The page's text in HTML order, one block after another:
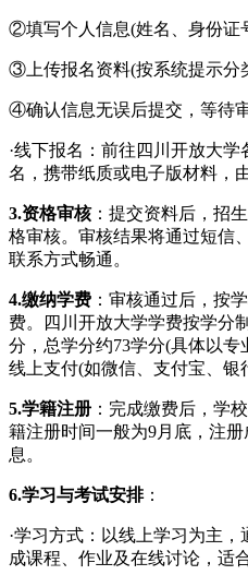
②填写个人信息(姓名、身份证
③上传报名资料(按系统提示分
④确认信息无误后提交，等待审
·线下报名：前往四川开放大
名，携带纸质或电子版材料，
3.资格审核：提交资料后，招
格审核。审核结果将通过短信
联系方式畅通。
4.缴纳学费 ：审核通过后，按
费。四川开放大学学费按学分
分，总学分约73学分(具体以
线上支付(如微信、支付宝、银
5.学籍注册 ：完成缴费后，学
籍注册时间一般为9月底，注
息。
6.学习与考试安排：
·学习方式：以线上学习为主
成课程、作业及在线讨论，适